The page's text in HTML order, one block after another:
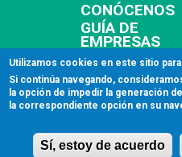
CONÓCENOS
GUÍA DE
EMPRESAS
CONTACTAR
© 2026
Utilizamos cookies en este sitio
Si continúa navegando,
la opción de impedir la generación
la correspondiente opción en su
Sí, estoy de acuerdo